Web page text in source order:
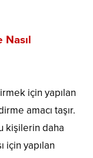
için yapılan
amacı taşır.
kişilerin daha
için yapılan